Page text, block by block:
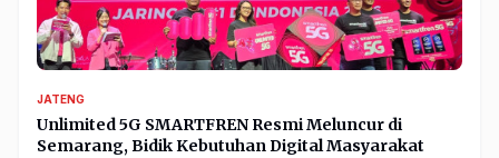
JATENG
Unlimited 5G SMARTFREN Resmi Meluncur di
Semarang, Bidik Kebutuhan Digital Masyarakat